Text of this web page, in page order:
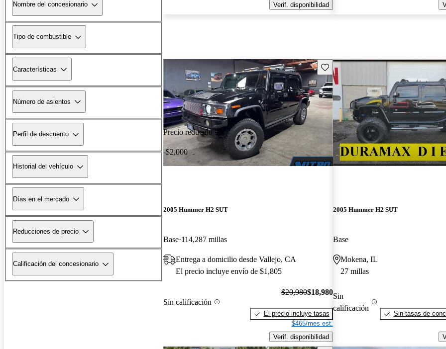
Nombre del concesionario
Tipo de combustible
Características
Número de asientos
Perfil de descuento
Historial del vehículo
Días en el mercado
Reducciones de precio
Calificación del concesionario
Verif. disponibilidad
Precio reducido
-$2,000
Guarda este Aviso
2005 Hummer H2 SUT
Base 114,287 millas
Entrega a domicilio desde Vallejo, CA
El precio incluye envío de $1,805
Sin calificación
$20,980$18,980
El precio incluye tasas
$465/mes est.
Verif. disponibilidad
2005 Hummer H2 SUT
Base
Mokena, IL
27 millas
Sin
calificación
Sin tasas de